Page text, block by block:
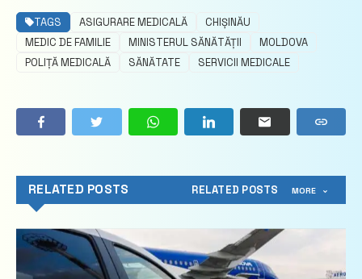
TAGS ASIGURARE MEDICALĂ
CHIȘINĂU
MEDIC DE FAMILIE
MINISTERUL SĂNĂTĂȚII
MOLDOVA
POLIȚĂ MEDICALĂ
SĂNĂTATE SERVICII MEDICALE
RELATED POSTS RELATED POSTS MORE